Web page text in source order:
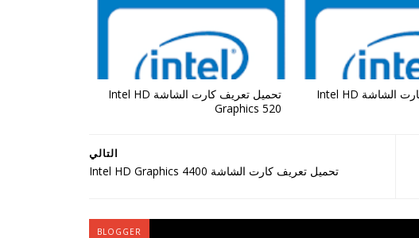
تحميل تعريف كارت الشاشة Intel HD
تحميل تعريف كارت الشاشة Intel HD
Graphics 520
التالي
تحميل تعريف كارت الشاشة Intel HD Graphics 4400
BLOGGER